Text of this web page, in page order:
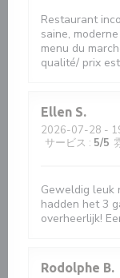
Restaurant
saine,
menu du
qualité/ prix
Ellen S
2026-07-28 -
サービス : 5/5
Geweldig leuk
hadden het 3
overheerlijk!
Rodolphe B